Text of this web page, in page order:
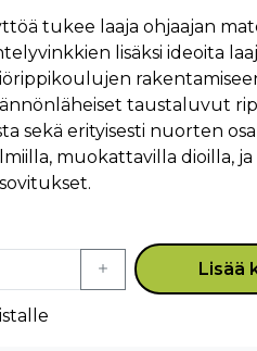
tukee laaja ohjaajan
lisäksi ideoita
taustaluvut
sekä erityisesti nuorten
muokattavilla dioilla,
Lisää